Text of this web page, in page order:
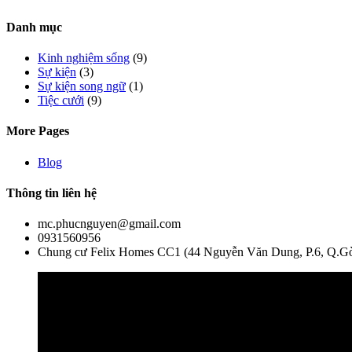
Danh mục
Kinh nghiệm sống (9)
Sự kiện (3)
Sự kiện song ngữ (1)
Tiệc cưới (9)
More Pages
Blog
Thông tin liên hệ
mc.phucnguyen@gmail.com
0931560956
Chung cư Felix Homes CC1 (44 Nguyễn Văn Dung, P.6,